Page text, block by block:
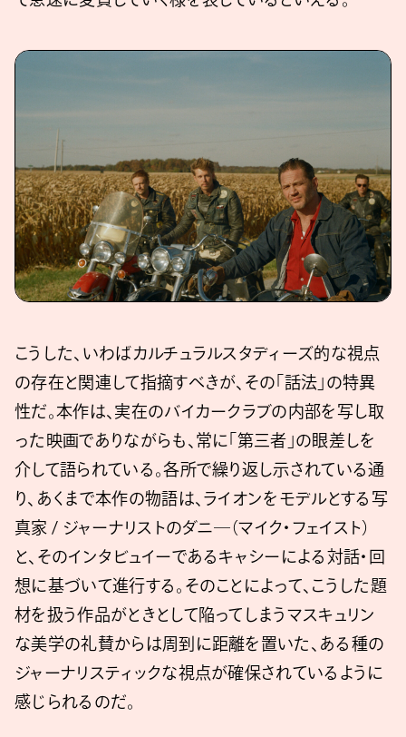
こうした、いわばカルチュラルスタディーズ的な視点
の存在と関連して指摘すべきが、その「話法」の特異
性だ。本作は、実在のバイカークラブの内部を写し取
った映画でありながらも、常に「第三者」の眼差しを
介して語られている。各所で繰り返し示されている通
り、あくまで本作の物語は、ライオンをモデルとする写
真家 / ジャーナリストのダニ―（マイク・フェイスト）
と、そのインタビュイーであるキャシーによる対話・回
想に基づいて進行する。そのことによって、こうした題
材を扱う作品がときとして陥ってしまうマスキュリン
な美学の礼賛からは周到に距離を置いた、ある種の
ジャーナリスティックな視点が確保されているように
感じられるのだ。